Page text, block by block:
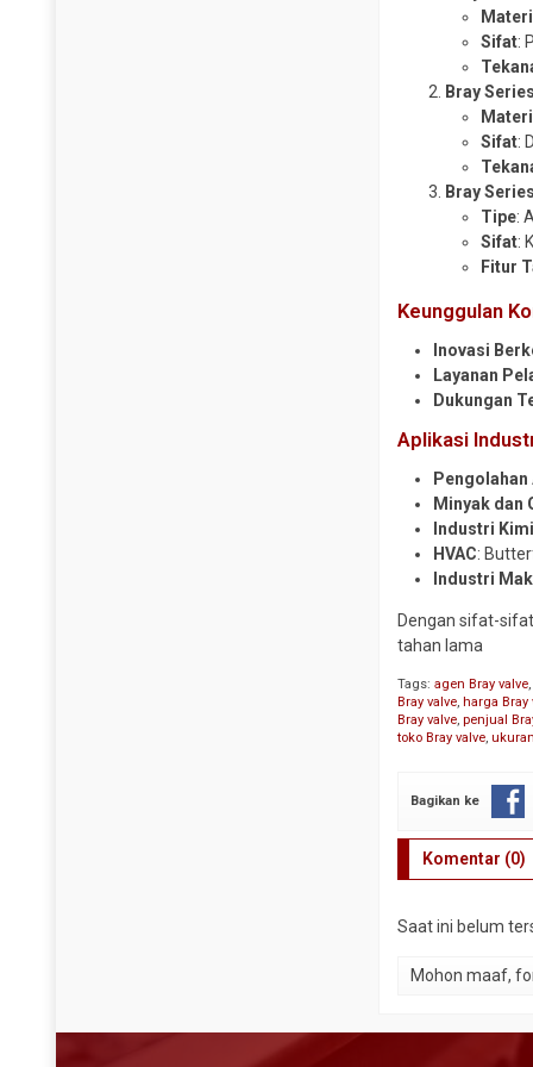
Sifat:
Bray
Sifat:
Bray
Tipe:
Sifat:
Fitur
Keunggulan
Inovasi
Layanan
Dukungan
Aplikasi
Minyak dan
Industri
HVAC:
Industri
Dengan sifat-
tahan lama
Tags:agen Bray valve
Bray valve,harga Bray
Bray valve,penjual
toko Bray valve,
Bagikan ke
Komentar (0)
Saat ini belum
Mohon maaf,